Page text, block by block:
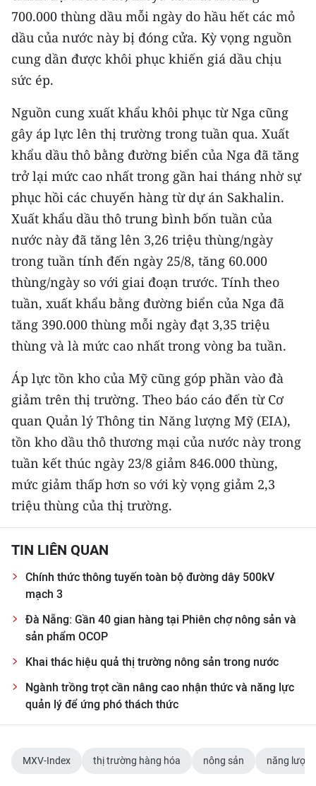
700.000 thùng dầu mỗi ngày do hầu hết các mỏ
dầu của nước này bị đóng cửa. Kỳ vọng nguồn
cung dần được khôi phục khiến giá dầu chịu
sức ép.
Nguồn cung xuất khẩu khôi phục từ Nga cũng
gây áp lực lên thị trường trong tuần qua. Xuất
khẩu dầu thô bằng đường biển của Nga đã tăng
trở lại mức cao nhất trong gần hai tháng nhờ sự
phục hồi các chuyến hàng từ dự án Sakhalin.
Xuất khẩu dầu thô trung bình bốn tuần của
nước này đã tăng lên 3,26 triệu thùng/ngày
trong tuần tính đến ngày 25/8, tăng 60.000
thùng/ngày so với giai đoạn trước. Tính theo
tuần, xuất khẩu bằng đường biển của Nga đã
tăng 390.000 thùng mỗi ngày đạt 3,35 triệu
thùng và là mức cao nhất trong vòng ba tuần.
Áp lực tồn kho của Mỹ cũng góp phần vào đà
giảm trên thị trường. Theo báo cáo đến từ Cơ
quan Quản lý Thông tin Năng lượng Mỹ (EIA),
tồn kho dầu thô thương mại của nước này trong
tuần kết thúc ngày 23/8 giảm 846.000 thùng,
mức giảm thấp hơn so với kỳ vọng giảm 2,3
triệu thùng của thị trường.
TIN LIÊN QUAN
Chính thức thông tuyến toàn bộ đường dây 500kV
mạch 3
Đà Nẵng: Gần 40 gian hàng tại Phiên chợ nông sản và
sản phẩm OCOP
Khai thác hiệu quả thị trường nông sản trong nước
Ngành trồng trọt cần nâng cao nhận thức và năng lực
quản lý để ứng phó thách thức
MXV-Index thị trường hàng hóa nông sản năng lượng